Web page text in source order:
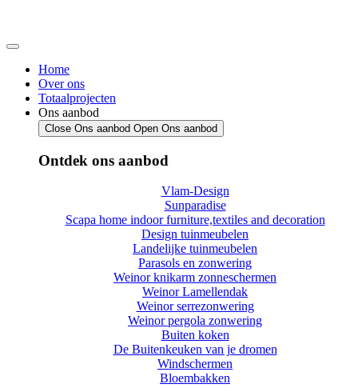
de
Home
Over ons
Totaalprojecten
Ons aanbod
Close Ons aanbod Open Ons aanbod
Ontdek ons aanbod
Vlam-Design
Sunparadise
Scapa home indoor furniture,textiles and decoration
Design tuinmeubelen
Landelijke tuinmeubelen
Parasols en zonwering
Weinor knikarm zonneschermen
Weinor Lamellendak
Weinor serrezonwering
Weinor pergola zonwering
Buiten koken
De Buitenkeuken van je dromen
Windschermen
Bloembakken